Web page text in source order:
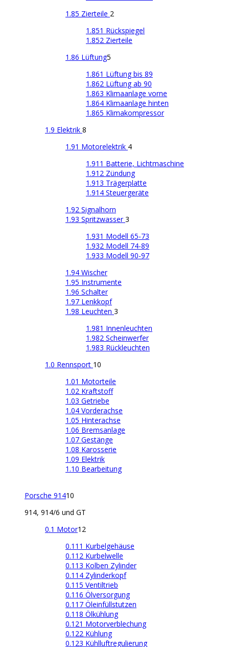
1.85 Zierteile 2
1.851 Rückspiegel
1.852 Zierteile
1.86 Lüftung5
1.861 Lüftung bis 89
1.862 Lüftung ab 90
1.863 Klimaanlage vorne
1.864 Klimaanlage hinten
1.865 Klimakompressor
1.9 Elektrik 8
1.91 Motorelektrik 4
1.911 Batterie, Lichtmaschine
1.912 Zündung
1.913 Trägerplatte
1.914 Steuergeräte
1.92 Signalhorn
1.93 Spritzwasser3
1.931 Modell 65-73
1.932 Modell 74-89
1.933 Modell 90-97
1.94 Wischer
1.95 Instrumente
1.96 Schalter
1.97 Lenkkopf
1.98 Leuchten 3
1.981 Innenleuchten
1.982 Scheinwerfer
1.983 Rückleuchten
1.0 Rennsport 10
1.01 Motorteile
1.02 Kraftstoff
1.03 Getriebe
1.04 Vorderachse
1.05 Hinterachse
1.06 Bremsanlage
1.07 Gestänge
1.08 Karosserie
1.09 Elektrik
1.10 Bearbeitung
Porsche 91410
914, 914/6 und GT
0.1 Motor12
0.111 Kurbelgehäuse
0.112 Kurbelwelle
0.113 Kolben Zylinder
0.114 Zylinderkopf
0.115 Ventiltrieb
0.116 Ölversorgung
0.117 Öleinfüllstutzen
0.118 Ölkühlung
0.121 Motorverblechung
0.122 Kühlung
0.123 Kühlluftregulierung